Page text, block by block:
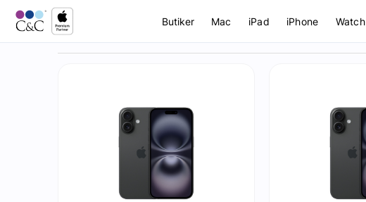
Butiker Mac iPad iPhone Watch